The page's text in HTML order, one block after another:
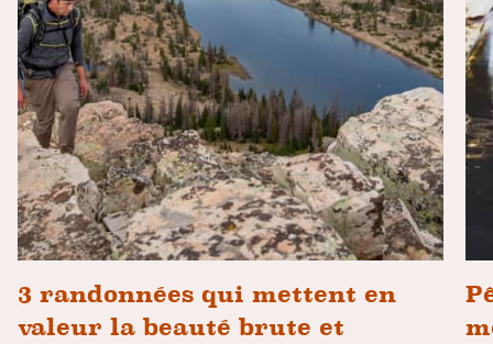
3 randonnées qui mettent en
valeur la beauté brute et